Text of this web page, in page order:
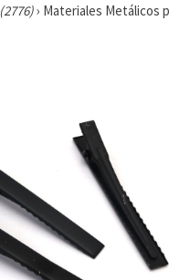
(2776)› Materiales Metálicos